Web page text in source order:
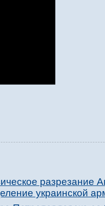
разрезание
украинской